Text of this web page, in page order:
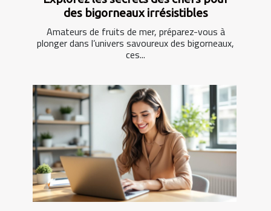
des bigorneaux irrésistibles
Amateurs de fruits de mer, préparez-vous à
plonger dans l’univers savoureux des bigorneaux,
ces...